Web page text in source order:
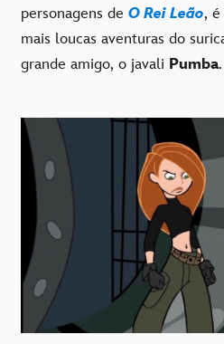
personagens de O Rei Leão, é
mais loucas aventuras do
grande amigo, o javali Pumba.